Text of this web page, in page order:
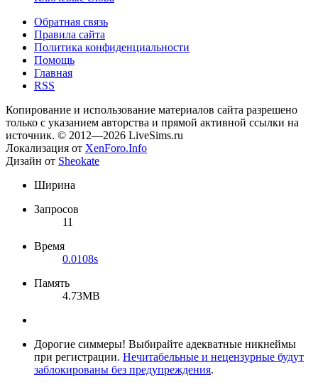
Обратная связь
Правила сайта
Политика конфиденциальности
Помощь
Главная
RSS
Копирование и использование материалов сайта разрешено
только с указанием авторства и прямой активной ссылки на
источник. © 2012—2026 LiveSims.ru
Локализация от XenForo.Info
Дизайн от Sheokate
Ширина
Запросов
11
Время
0.0108s
Память
4.73MB
Дорогие симмеры! Выбирайте адекватные никнеймы
при регистрации. Нечитабельные и нецензурные будут
заблокированы без предупреждения.